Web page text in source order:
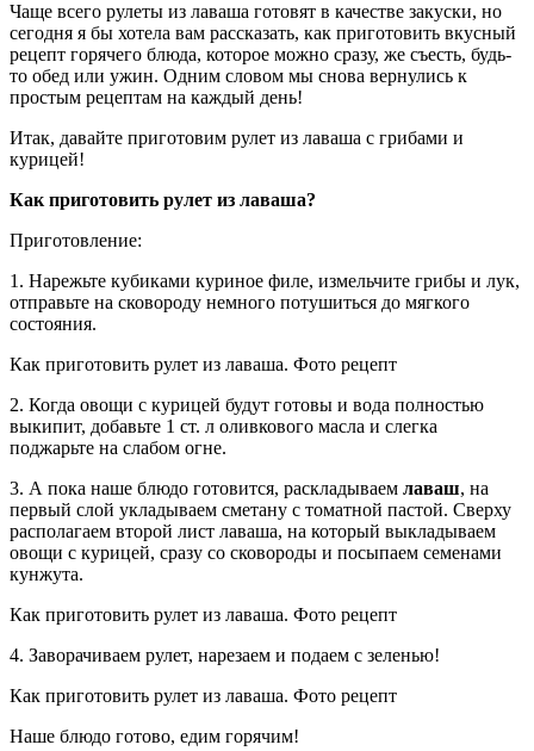
Чаще всего рулеты из лаваша готовят в качестве закуски, но
сегодня я бы хотела вам рассказать, как приготовить вкусный
рецепт горячего блюда, которое можно сразу, же съесть, будь-
то обед или ужин. Одним словом мы снова вернулись к
простым рецептам на каждый день!
Итак, давайте приготовим рулет из лаваша с грибами и
курицей!
Как приготовить рулет из лаваша?
Приготовление:
1. Нарежьте кубиками куриное филе, измельчите грибы и лук,
отправьте на сковороду немного потушиться до мягкого
состояния.
Как приготовить рулет из лаваша. Фото рецепт
2. Когда овощи с курицей будут готовы и вода полностью
выкипит, добавьте 1 ст. л оливкового масла и слегка
поджарьте на слабом огне.
3. А пока наше блюдо готовится, раскладываем лаваш, на
первый слой укладываем сметану с томатной пастой. Сверху
располагаем второй лист лаваша, на который выкладываем
овощи с курицей, сразу со сковороды и посыпаем семенами
кунжута.
Как приготовить рулет из лаваша. Фото рецепт
4. Заворачиваем рулет, нарезаем и подаем с зеленью!
Как приготовить рулет из лаваша. Фото рецепт
Наше блюдо готово, едим горячим!